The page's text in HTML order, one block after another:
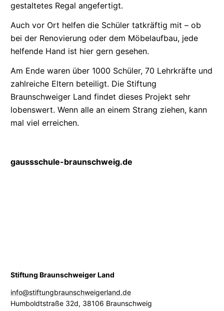
gestaltetes Regal angefertigt.
Auch vor Ort helfen die Schüler tatkräftig mit – ob
bei der Renovierung oder dem Möbelaufbau, jede
helfende Hand ist hier gern gesehen.
Am Ende waren über 1000 Schüler, 70 Lehrkräfte und
zahlreiche Eltern beteiligt. Die Stiftung
Braunschweiger Land findet dieses Projekt sehr
lobenswert. Wenn alle an einem Strang ziehen, kann
mal viel erreichen.
gaussschule-braunschweig.de
Stiftung Braunschweiger Land
info@stiftungbraunschweigerland.de
Humboldtstraße 32d, 38106 Braunschweig